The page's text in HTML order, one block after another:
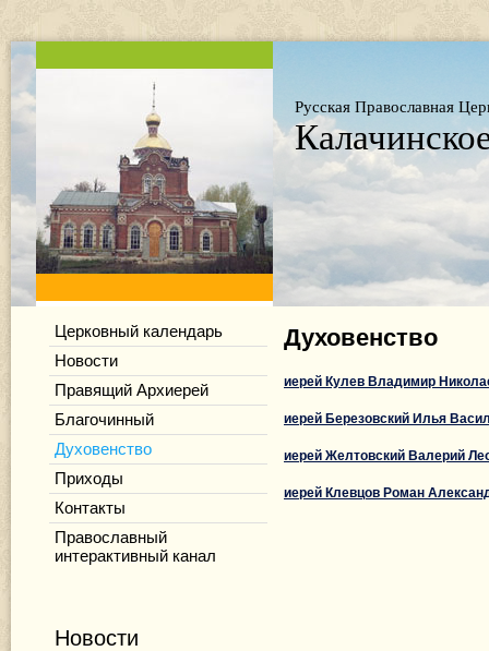
Русская Православная
Церковный календарь
Новости
Правящий Архиерей
Благочинный
Духовенство
Приходы
Контакты
Православный
интерактивный канал
Новости
Духовенство
иерей Кулев Владимир
иерей Березовский Илья
иерей Желтовский Валерий
иерей Клевцов Роман